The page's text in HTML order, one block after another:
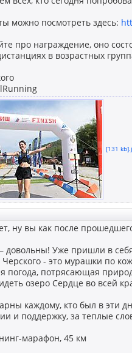
можно посмотреть здесь:
про награждение, оно
в возрастных
[131
ну вы как после
довольны! Уже пришли в
- это мурашки по
погода, потрясающая
озеро Сердце во всей
каждому, кто был в эти
и поддержку, за теплые
марафон, 45 км